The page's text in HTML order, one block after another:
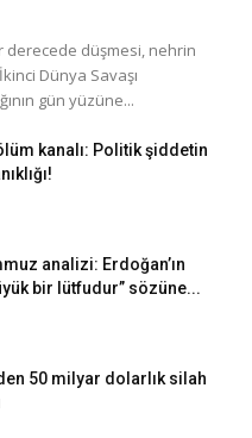
derecede düşmesi, nehrin
Dünya Savaşı
gün yüzüne...
kanalı: Politik şiddetin
analizi: Erdoğan’ın
bir lütfudur” sözüne...
50 milyar dolarlık silah